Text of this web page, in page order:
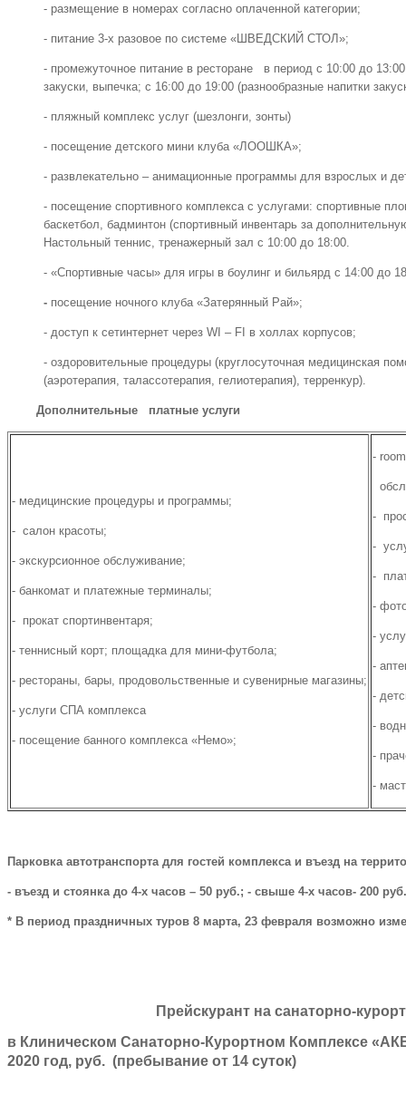
- размещение в номерах согласно оплаченной категории;
- питание 3-х разовое по системе «ШВЕДСКИЙ СТОЛ»;
- промежуточное питание в ресторане в период с 10:00 до 13:00
закуски, выпечка; с 16:00 до 19:00 (разнообразные напитки
- пляжный комплекс услуг (шезлонги, зонты)
- посещение детского мини клуба «ЛООШКА»;
- развлекательно – анимационные программы для взрослых и
- посещение спортивного комплекса с услугами: спортивные
баскетбол, бадминтон (спортивный инвентарь за
Настольный теннис, тренажерный зал с 10:00 до 18:00.
- «Спортивные часы» для игры в боулинг и бильярд с 14:00 до
- посещение ночного клуба «Затерянный Рай»;
- доступ к сетинтернет через WI – FI в холлах корпусов;
- оздоровительные процедуры (круглосуточная медицинская
(аэротерапия, талассотерапия, гелиотерапия), терренкур).
Дополнительные платные услуги
- медицинские процедуры и программы;
- салон красоты;
- экскурсионное обслуживание;
- банкомат и платежные терминалы;
- прокат спортинвентаря;
- теннисный корт; площадка для мини-футбола;
- рестораны, бары, продовольственные и сувенирные магазины;
- услуги СПА комплекса
- посещение банного комплекса «Немо»;
-
-
-
-
-
-
-
-
-
-
-
Парковка автотранспорта для гостей комплекса и въезд на
- въезд и стоянка до 4-х часов – 50 руб.; - свыше 4-х часов- 200
* В период праздничных туров 8 марта, 23 февраля возможно
Прейскурант на санаторно-
в Клиническом Санаторно-Курортном Комплексе
2020 год, руб. (пребывание от 14 суток)